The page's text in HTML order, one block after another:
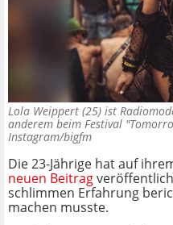
Lola Weippert (25) ist
anderem beim Festival
Instagram/bigfm
Die 23-Jährige hat auf
neuen Beitrag
schlimmen Erfahrung
machen musste.